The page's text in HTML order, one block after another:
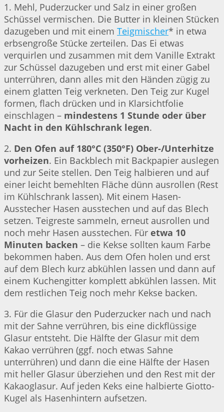
1. Mehl, Puderzucker und Salz in einer großen
Schüssel vermischen. Die Butter in kleinen Stücken
dazugeben und mit einem Teigmischer* in etwa
erbsengroße Stücke zerteilen. Das Ei etwas
verquirlen und zusammen mit dem Vanille Extrakt
zur Schüssel dazugeben und erst mit einer Gabel
unterrühren, dann alles mit den Händen zügig zu
einem glatten Teig verkneten. Den Teig zur Kugel
formen, flach drücken und in Klarsichtfolie
einschlagen – mindestens 1 Stunde oder über
Nacht in den Kühlschrank legen.
2. Den Ofen auf 180°C (350°F) Ober-/Unterhitze
vorheizen. Ein Backblech mit Backpapier auslegen
und zur Seite stellen. Den Teig halbieren und auf
einer leicht bemehlten Fläche dünn ausrollen (Rest
im Kühlschrank lassen). Mit einem Hasen-
Ausstecher Hasen ausstechen und auf das Blech
setzen. Teigreste sammeln, erneut ausrollen und
noch mehr Hasen ausstechen. Für etwa 10
Minuten backen – die Kekse sollten kaum Farbe
bekommen haben. Aus dem Ofen holen und erst
auf dem Blech kurz abkühlen lassen und dann auf
einem Kuchengitter komplett abkühlen lassen. Mit
dem restlichen Teig noch mehr Kekse backen.
3. Für die Glasur den Puderzucker nach und nach
mit der Sahne verrühren, bis eine dickflüssige
Glasur entsteht. Die Hälfte der Glasur mit dem
Kakao verrühren (ggf. noch etwas Sahne
unterrühren) und dann die eine Hälfte der Hasen
mit heller Glasur überziehen und den Rest mit der
Kakaoglasur. Auf jeden Keks eine halbierte Giotto-
Kugel als Hasenhintern aufsetzen.